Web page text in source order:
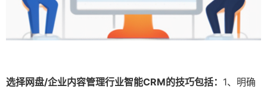
选择网盘/企业内容管理行业智能CRM的技巧包括： 1、明确